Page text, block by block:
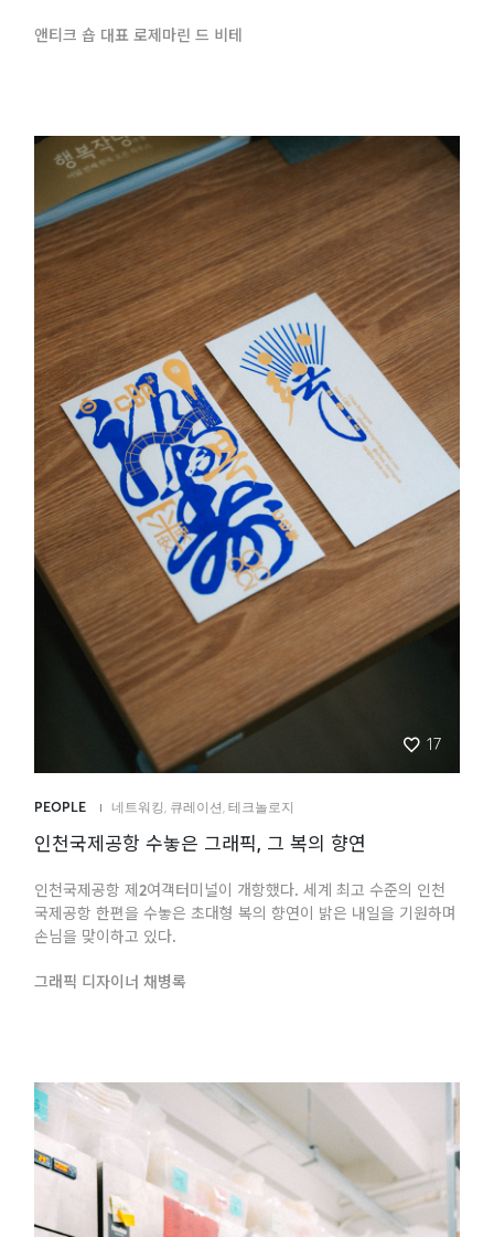
앤티크 숍 대표 로제마린 드 비테
17
PEOPLE 네트워킹 큐레이션 ,테크놀로지
인천국제공항 수놓은 그래픽, 그 복의 향연
인천국제공항 제2여객터미널이 개항했다. 세계 최고 수준의 인천
국제공항 한편을 수놓은 초대형 복의 향연이 밝은 내일을 기원하며
손님을 맞이하고 있다.
그래픽 디자이너 채병록